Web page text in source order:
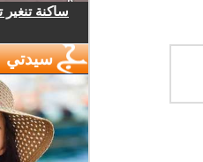
ساكنة تنغير
سيدتي